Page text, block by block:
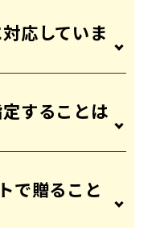
応していま
することは
で贈ること